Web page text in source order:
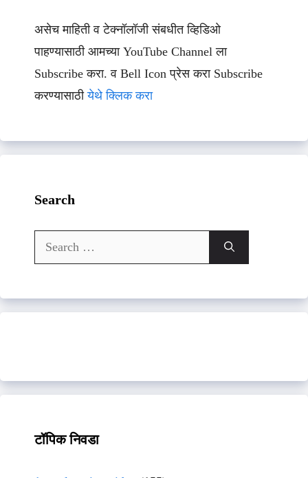
असेच माहिती व टेक्नॉलॉजी संबधीत व्हिडिओ
पाहण्यासाठी आमच्या YouTube Channel ला
Subscribe करा. व Bell Icon प्रेस करा Subscribe
करण्यासाठीयेथे क्लिक करा
Search
Search
for:
टॉपिक निवडा